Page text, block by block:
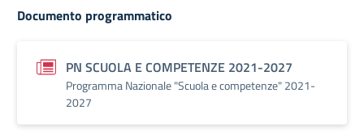
Documento programmatico
PN SCUOLA E COMPETENZE 2021-2027
Programma Nazionale "Scuola e competenze" 2021-
2027